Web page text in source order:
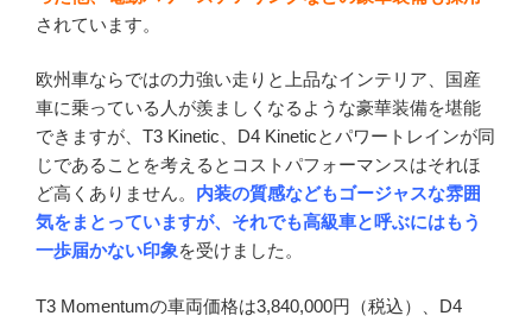
されています。
欧州車ならではの力強い走りと上品なインテリア、国産
車に乗っている人が羨ましくなるような豪華装備を堪能
できますが、T3 Kinetic、D4 Kineticとパワートレインが同
じであることを考えるとコストパフォーマンスはそれほ
ど高くありません。 内装の質感などもゴージャスな雰囲
気をまとっていますが、それでも高級車と呼ぶにはもう
一歩届かない印象を受けました。
T3 Momentumの車両価格は3,840,000円（税込）、D4